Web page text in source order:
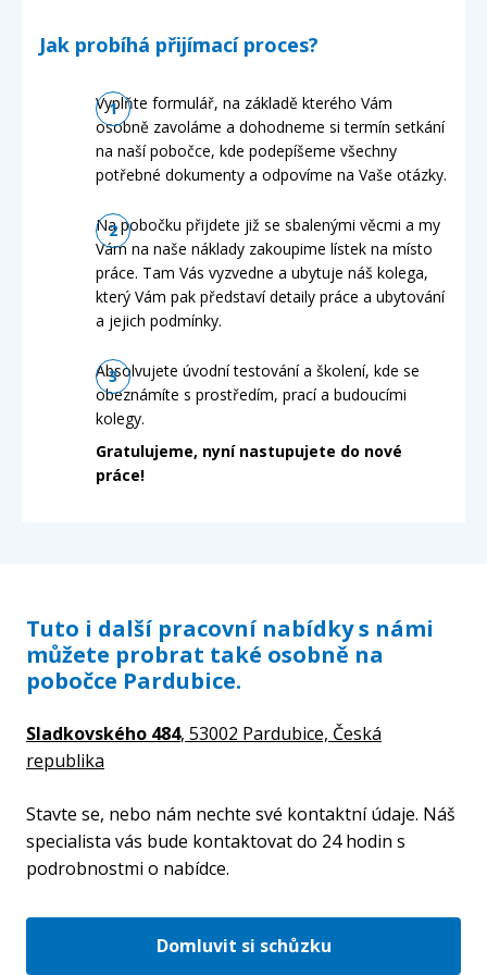
Jak probíhá přijímací proces?
Vyplňte formulář, na základě kterého Vám
osobně zavoláme a dohodneme si termín setkání
na naší pobočce, kde podepíšeme všechny
potřebné dokumenty a odpovíme na Vaše otázky.
Na pobočku přijdete již se sbalenými věcmi a my
Vám na naše náklady zakoupime lístek na místo
práce. Tam Vás vyzvedne a ubytuje náš kolega,
který Vám pak představí detaily práce a ubytování
a jejich podmínky.
Absolvujete úvodní testování a školení, kde se
obeznámíte s prostředím, prací a budoucími
kolegy.
Gratulujeme, nyní nastupujete do nové
práce!
Tuto i další pracovní nabídky s námi
můžete probrat také osobně na
pobočce Pardubice.
Sladkovského 484, 53002 Pardubice, Česká
republika
Stavte se, nebo nám nechte své kontaktní údaje. Náš
specialista vás bude kontaktovat do 24 hodin s
podrobnostmi o nabídce.
Domluvit si schůzku